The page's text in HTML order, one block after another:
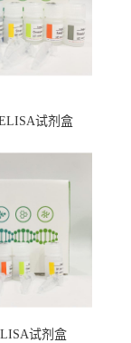
试剂盒
试剂盒